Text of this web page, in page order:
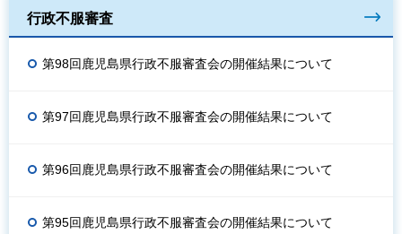
行政不服審査
第98回鹿児島県行政不服審査会の開催結果について
第97回鹿児島県行政不服審査会の開催結果について
第96回鹿児島県行政不服審査会の開催結果について
第95回鹿児島県行政不服審査会の開催結果について